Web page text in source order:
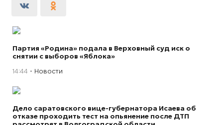
Партия «Родина» подала в Верховный суд иск о
снятии с выборов «Яблока»
14:44 Новости
Дело саратовского вице-губернатора Исаева об
отказе проходить тест на опьянение после ДТП